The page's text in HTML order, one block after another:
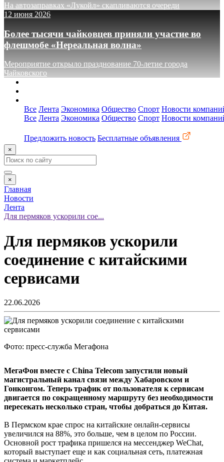
На автозаправках «Лукойл» скапливаются очереди
12 июня 2026
Более тысячи чайковцев приняли участие во
флешмобе «Нереальная волна»
Мероприятие открыло празднование 70-летие города
Чайковского
Все Лента Экономика Общество Спорт Новости
Все Лента Экономика Общество Спорт Новости
Предложить новость Бесплатные объявления
×
×
Главная
Новости
Лента
Для пермяков ускорили сое...
Для пермяков ускорили
соединение с китайскими
сервисами
22.06.2026
Фото: пресс-служба Мегафона
МегаФон вместе с China Telecom запустили новый
магистральный канал связи между Хабаровском и
Гонконгом. Теперь трафик от пользователя к сервисам
двигается по сокращенному маршруту без необходимости
пересекать несколько стран, чтобы добраться до Китая.
В Пермском крае спрос на китайские онлайн-сервисы
увеличился на 88%, это больше, чем в целом по России.
Основной рост трафика пришелся на мессенджер WeChat,
который выступает еще и как социальная сеть, платежная